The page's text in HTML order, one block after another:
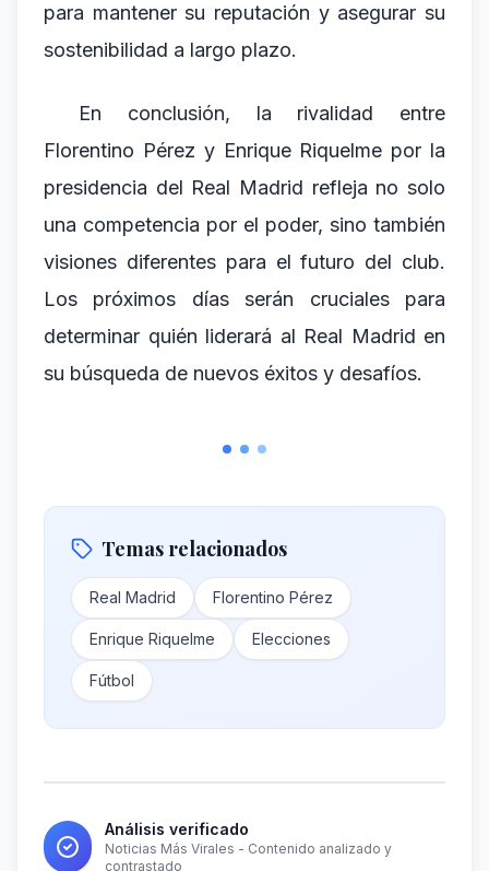
para mantener su reputación y asegurar su
sostenibilidad a largo plazo.
En conclusión, la rivalidad entre
Florentino Pérez y Enrique Riquelme por la
presidencia del Real Madrid refleja no solo
una competencia por el poder, sino también
visiones diferentes para el futuro del club.
Los próximos días serán cruciales para
determinar quién liderará al Real Madrid en
su búsqueda de nuevos éxitos y desafíos.
Temas relacionados
Real Madrid Florentino Pérez
Enrique Riquelme Elecciones
Fútbol
Análisis verificado
Noticias Más Virales - Contenido analizado y
contrastado